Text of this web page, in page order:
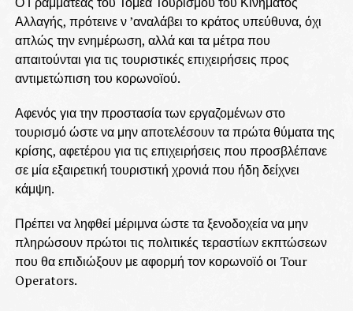
Αλλαγής, πρότεινε ν ’αναλάβει το κράτος υπεύθυνα, όχι
απλώς την ενημέρωση, αλλά και τα μέτρα που
απαιτούνται για τις τουριστικές επιχειρήσεις προς
αντιμετώπιση του κορωνοϊού.
Αφενός για την προστασία των εργαζομένων στο
τουρισμό ώστε να μην αποτελέσουν τα πρώτα θύματα της
κρίσης, αφετέρου για τις επιχειρήσεις που προσβλέπανε
σε μία εξαιρετική τουριστική χρονιά που ήδη δείχνει
κάμψη.
Πρέπει να ληφθεί μέριμνα ώστε τα ξενοδοχεία να μην
πληρώσουν πρώτοι τις πολιτικές τεραστίων εκπτώσεων
που θα επιδιώξουν με αφορμή τον κορωνοϊό οι Tour
Operators.